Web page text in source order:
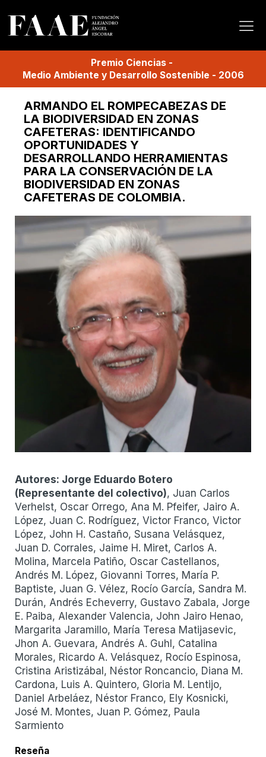
Premio Ciencias -
Medio Ambiente y Desarrollo Sostenible - 2006
ARMANDO EL ROMPECABEZAS DE
LA BIODIVERSIDAD EN ZONAS
CAFETERAS: IDENTIFICANDO
OPORTUNIDADES Y
DESARROLLANDO HERRAMIENTAS
PARA LA CONSERVACIÓN DE LA
BIODIVERSIDAD EN ZONAS
CAFETERAS DE COLOMBIA.
Autores: Jorge Eduardo Botero
( Representante del colectivo), Juan Carlos
Verhelst, Oscar Orrego, Ana M. Pfeifer, Jairo A.
López, Juan C. Rodríguez, Victor Franco, Victor
López, John H. Castaño, Susana Velásquez,
Juan D. Corrales, Jaime H. Miret, Carlos A.
Molina, Marcela Patiño, Oscar Castellanos,
Andrés M. López, Giovanni Torres, María P.
Baptiste, Juan G. Vélez, Rocío García, Sandra M.
Durán, Andrés Echeverry, Gustavo Zabala, Jorge
E. Paiba, Alexander Valencia, John Jairo Henao,
Margarita Jaramillo, María Teresa Matijasevic,
Jhon A. Guevara, Andrés A. Guhl, Catalina
Morales, Ricardo A. Velásquez, Rocío Espinosa,
Cristina Aristizábal, Néstor Roncancio, Diana M.
Cardona, Luis A. Quintero, Gloria M. Lentijo,
Daniel Arbeláez, Néstor Franco, Ely Kosnicki,
José M. Montes, Juan P. Gómez, Paula
Sarmiento
Reseña